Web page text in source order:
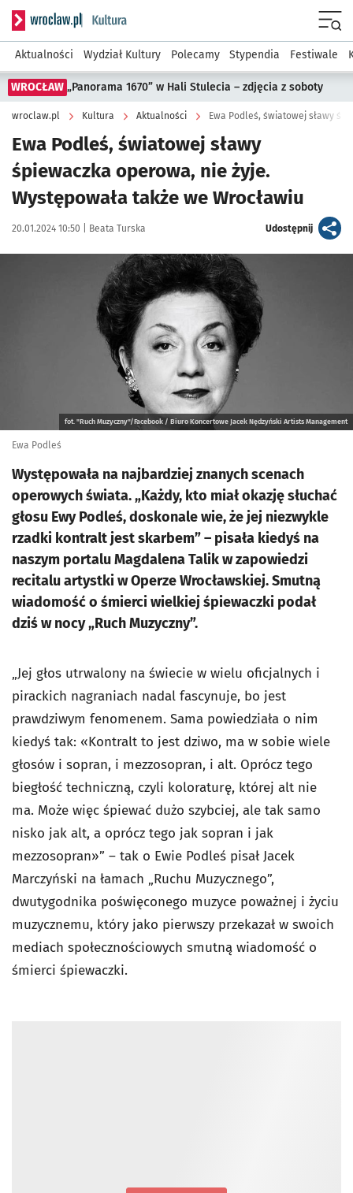
Serwis informacyjny wroclaw.pl podserwis: Kultura
Aktualności Wydział Kultury Polecamy Stypendia Festiwale
WROCŁAW „Panorama 1670” w Hali Stulecia – zdjęcia z soboty
wroclaw.pl Kultura Aktualności
Ewa Podleś, światowej sławy
śpiewaczka operowa, nie żyje.
Występowała także we Wrocławiu
Data publikacji:
20.01.2024 10:50 | Autor:
Beata Turska Udostępnijartykuł
Kliknij, aby powiększyć
fot. "Ruch Muzyczny"/Facebook / Biuro Koncertowe Jacek Nędzyński Artists Management
Ewa Podleś
Występowała na najbardziej znanych scenach
operowych świata. „Każdy, kto miał okazję słuchać
głosu Ewy Podleś, doskonale wie, że jej niezwykle
rzadki kontralt jest skarbem” – pisała kiedyś na
naszym portalu Magdalena Talik w zapowiedzi
recitalu artystki w Operze Wrocławskiej. Smutną
wiadomość o śmierci wielkiej śpiewaczki podał
dziś w nocy „Ruch Muzyczny”.
„Jej głos utrwalony na świecie w wielu oficjalnych i
pirackich nagraniach nadal fascynuje, bo jest
prawdziwym fenomenem. Sama powiedziała o nim
kiedyś tak: «Kontralt to jest dziwo, ma w sobie wiele
głosów i sopran, i mezzosopran, i alt. Oprócz tego
biegłość techniczną, czyli koloraturę, której alt nie
ma. Może więc śpiewać dużo szybciej, ale tak samo
nisko jak alt, a oprócz tego jak sopran i jak
mezzosopran»” – tak o Ewie Podleś pisał Jacek
Marczyński na łamach „Ruchu Muzycznego”,
dwutygodnika poświęconego muzyce poważnej i życiu
muzycznemu, który jako pierwszy przekazał w swoich
mediach społecznościowych smutną wiadomość o
śmierci śpiewaczki.